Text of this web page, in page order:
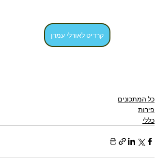
קרדיט לאורלי עמרן
כל המתכונים
פירות
כללי